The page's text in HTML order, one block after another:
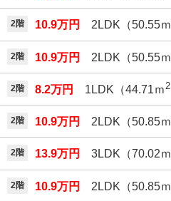
2階 10.9万円 2LDK（50.55ｍ
2階 10.9万円 2LDK（50.55ｍ
2階 8.2万円 1LDK（44.71ｍ 2
2階 10.9万円 2LDK（50.85ｍ
2階 13.9万円 3LDK（70.02ｍ
2階 10.9万円 2LDK（50.85ｍ